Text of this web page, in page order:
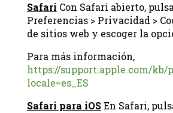
Safari Con Safari abierto,
Preferencias > Privacidad >
de sitios web y escoger la
Para más información,
https://support.apple.com/kb/
locale=es_ES
Safari para iOSEn Safari,